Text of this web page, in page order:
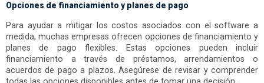
Opciones de financiamiento y planes de pago
Para ayudar a mitigar los costos asociados con el software a
medida, muchas empresas ofrecen opciones de financiamiento y
planes de pago flexibles. Estas opciones pueden incluir
financiamiento a través de préstamos, arrendamientos o
acuerdos de pago a plazos. Asegúrese de revisar y comprender